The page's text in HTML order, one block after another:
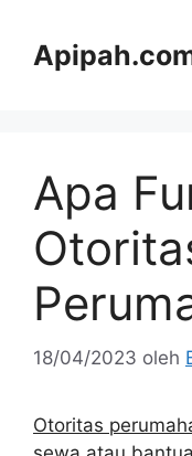
Apa
18/04/2023 oleh
Otoritas